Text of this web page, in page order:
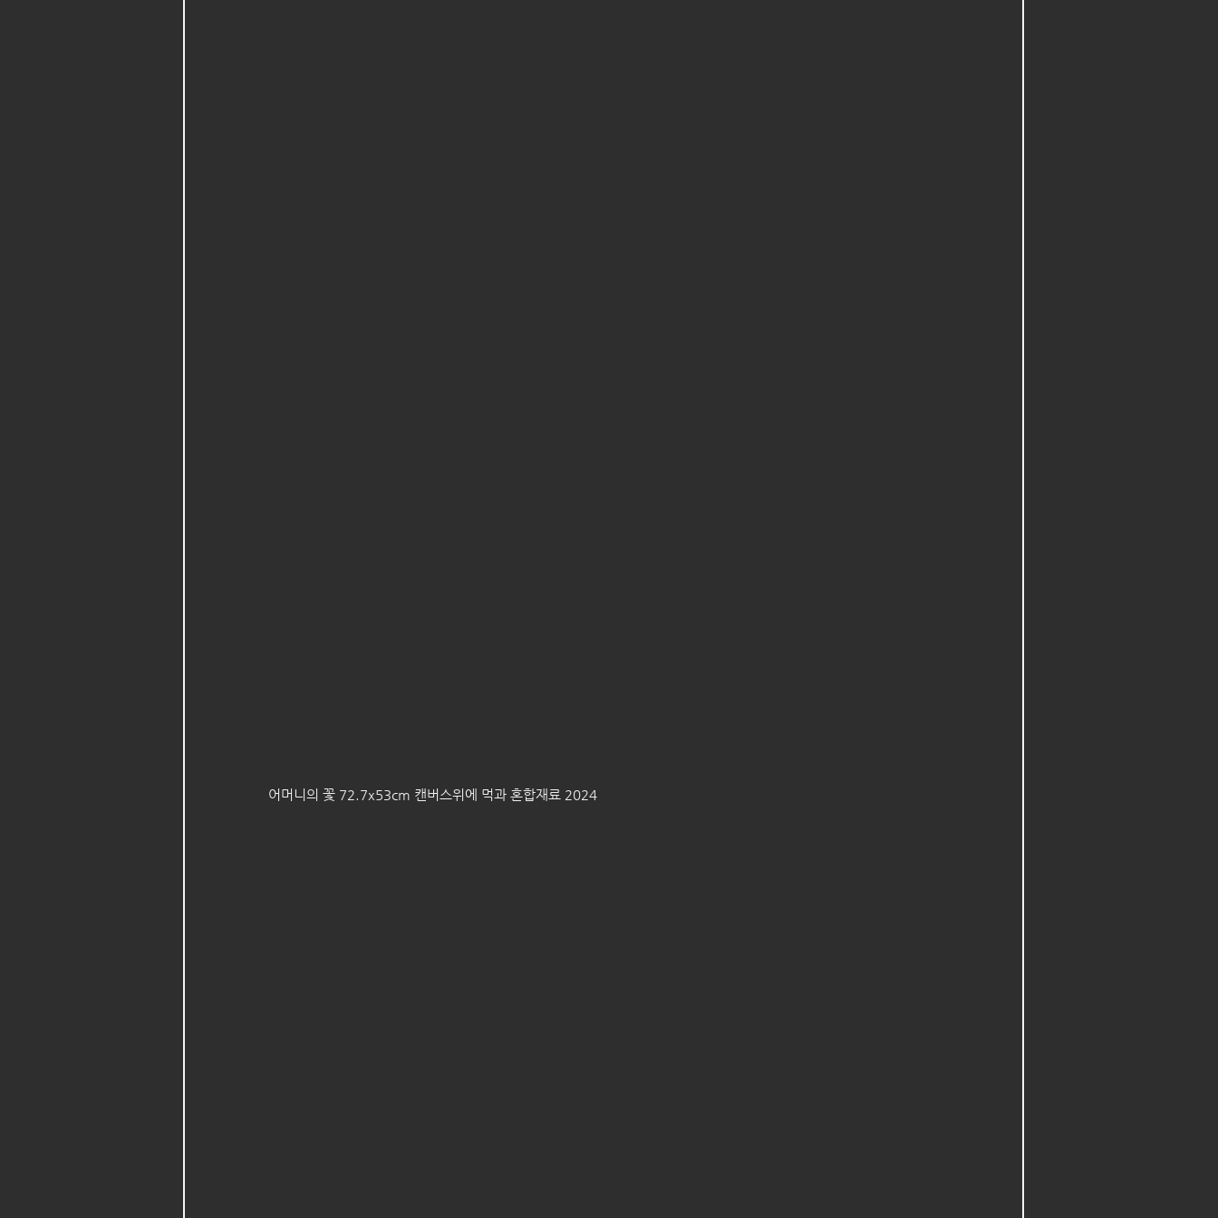
어머니의 꽃 72.7x53cm 캔버스위에 먹과 혼합재료 2024